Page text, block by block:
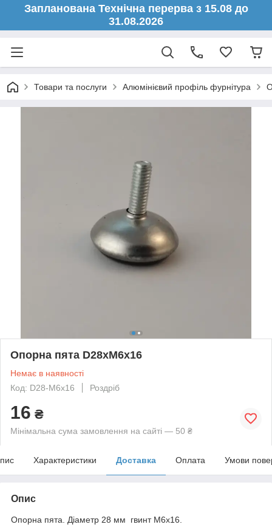
Запланована Технічна перерва з 15.08 до
31.08.2026
Товари та послуги Алюмінієвий профіль фурнітура
Опорна пята D28xM6x16
Немає в наявності
Код: D28-M6x16
Роздріб
16 ₴
Мінімальна сума замовлення на сайті — 50 ₴
Характеристики Доставка Оплата Умови
Опис
Опорна пята. Діаметр 28 мм гвинт M6x16.